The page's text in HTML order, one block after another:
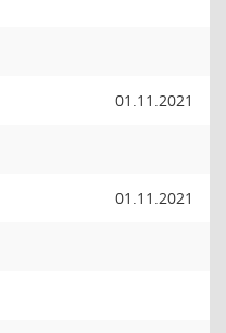
01.11.2021
01.11.2021